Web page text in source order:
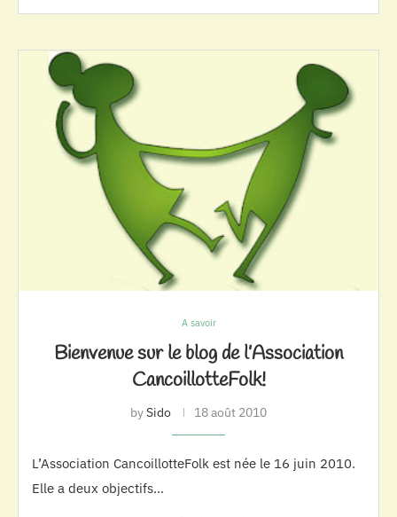
A savoir
Bienvenue sur le blog de l’Association
CancoillotteFolk!
bySido 18 août 2010
L’Association CancoillotteFolk est née le 16 juin 2010.
Elle a deux objectifs…